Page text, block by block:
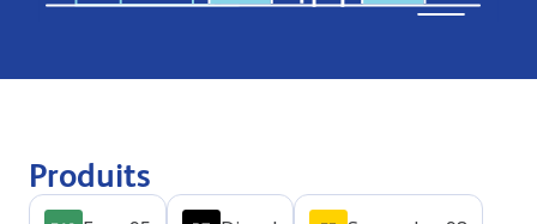
Produits